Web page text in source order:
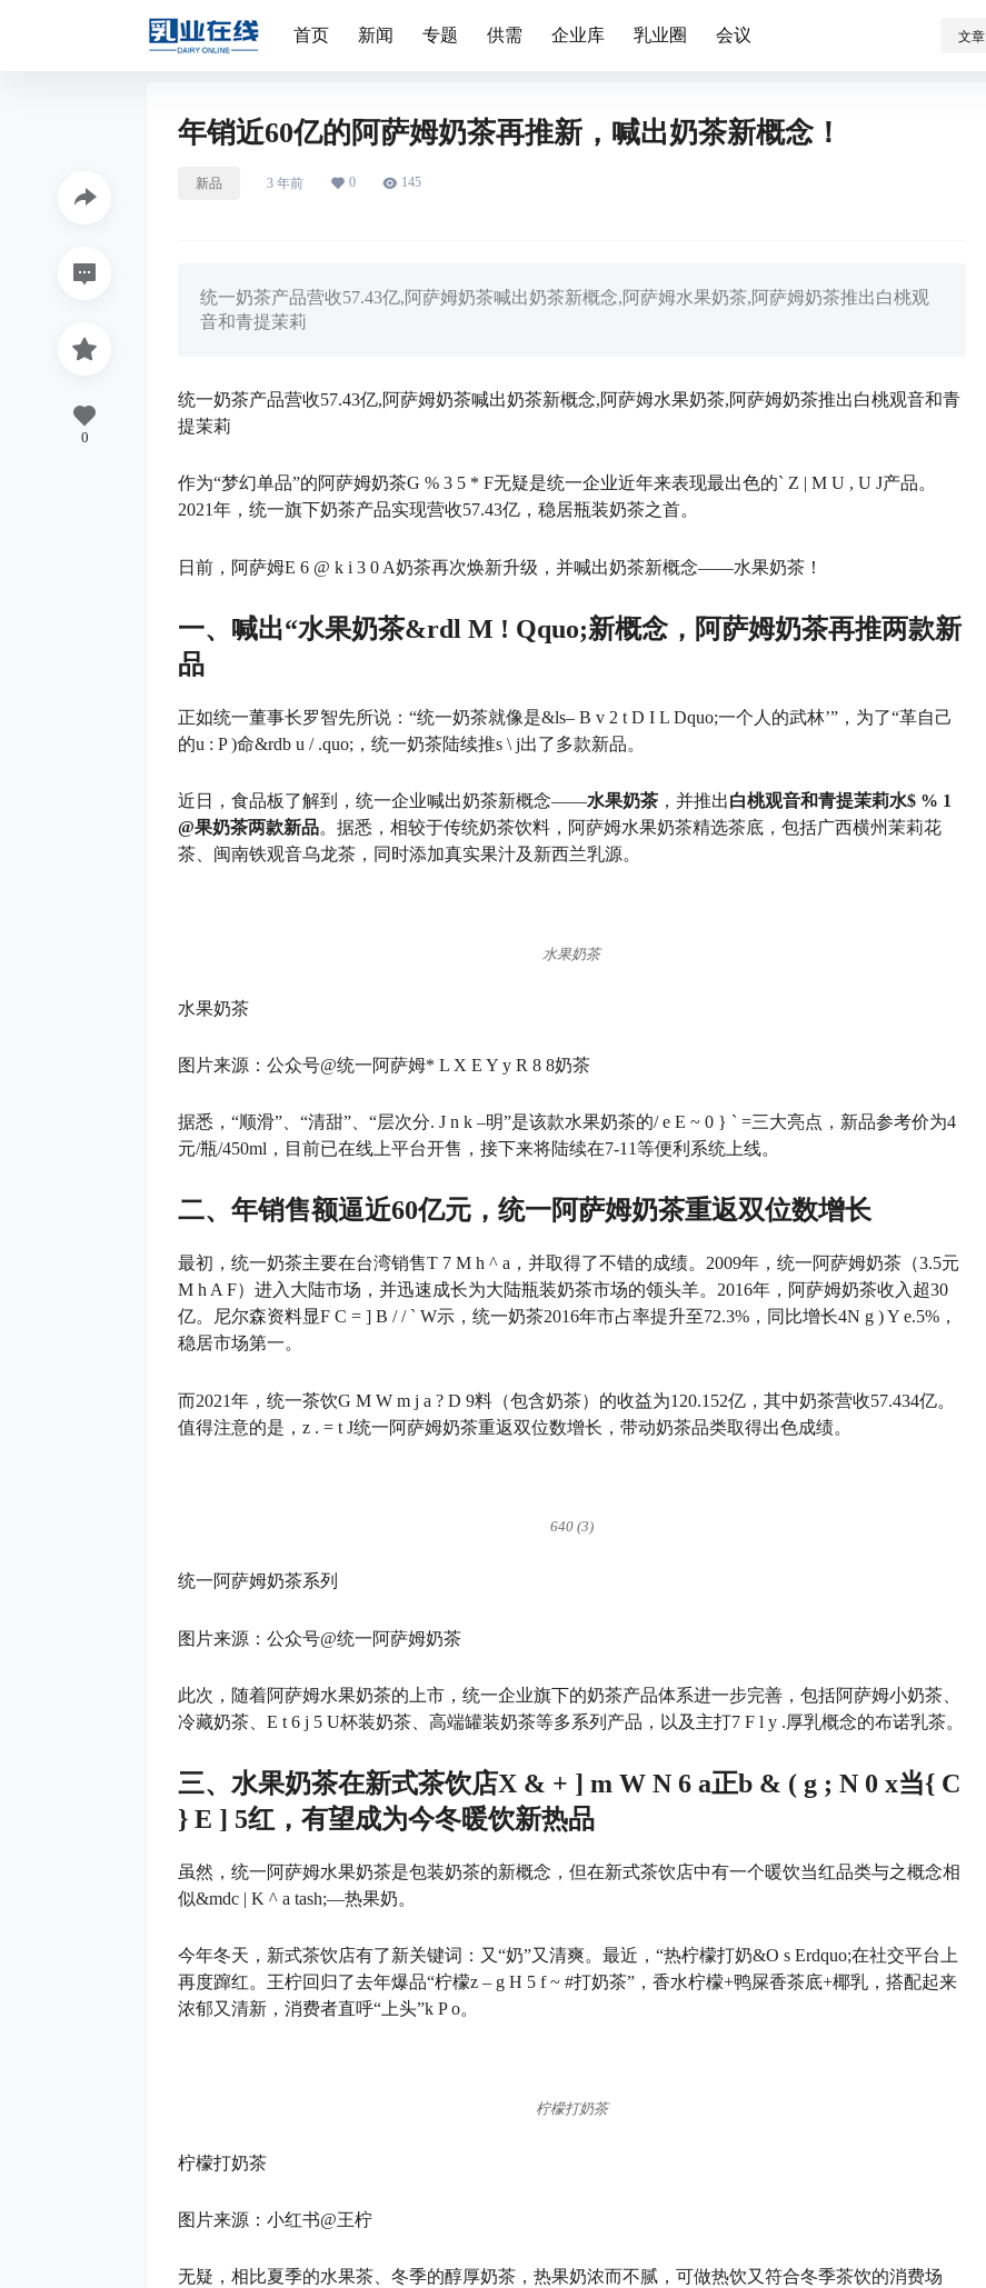
首页 新闻 专题 供需 企业库 乳业圈 会议 文章
年销近60亿的阿萨姆奶茶再推新，喊出奶茶新概念！
新品 3 年前 0 145
统一奶茶产品营收57.43亿,阿萨姆奶茶喊出奶茶新概念,阿萨姆水果奶茶,阿萨姆奶茶推出白桃观
音和青提茉莉
统一奶茶产品营收57.43亿,阿萨姆奶茶喊出奶茶新概念,阿萨姆水果奶茶,阿萨姆奶茶推出白桃观音和青
提茉莉
作为“梦幻单品”的阿萨姆奶茶G % 3 5 * F无疑是统一企业近年来表现最出色的` Z | M U , U J产品。
2021年，统一旗下奶茶产品实现营收57.43亿，稳居瓶装奶茶之首。
日前，阿萨姆E 6 @ k i 3 0 A奶茶再次焕新升级，并喊出奶茶新概念——水果奶茶！
一、喊出“水果奶茶&rdl M ! Qquo;新概念，阿萨姆奶茶再推两款新
品
正如统一董事长罗智先所说：“统一奶茶就像是&ls– B v 2 t D I L Dquo;一个人的武林’”，为了“革自己
的u : P )命&rdb u / .quo;，统一奶茶陆续推s \ j出了多款新品。
近日，食品板了解到，统一企业喊出奶茶新概念——水果奶茶，并推出白桃观音和青提茉莉水$ % 1
@果奶茶两款新品。据悉，相较于传统奶茶饮料，阿萨姆水果奶茶精选茶底，包括广西横州茉莉花
茶、闽南铁观音乌龙茶，同时添加真实果汁及新西兰乳源。
水果奶茶
水果奶茶
图片来源：公众号@统一阿萨姆* L X E Y y R 8 8奶茶
据悉，“顺滑”、“清甜”、“层次分. J n k –明”是该款水果奶茶的/ e E ~ 0 } ` =三大亮点，新品参考价为4
元/瓶/450ml，目前已在线上平台开售，接下来将陆续在7-11等便利系统上线。
二、年销售额逼近60亿元，统一阿萨姆奶茶重返双位数增长
最初，统一奶茶主要在台湾销售T 7 M h ^ a ，并取得了不错的成绩。2009年，统一阿萨姆奶茶（3.5元
M h A F）进入大陆市场，并迅速成长为大陆瓶装奶茶市场的领头羊。2016年，阿萨姆奶茶收入超30
亿。尼尔森资料显F C = ] B / / ` W示，统一奶茶2016年市占率提升至72.3%，同比增长4N g ) Y e.5%，
稳居市场第一。
而2021年，统一茶饮G M W m j a ? D 9料（包含奶茶）的收益为120.152亿，其中奶茶营收57.434亿。
值得注意的是， z . = t J统一阿萨姆奶茶重返双位数增长，带动奶茶品类取得出色成绩。
640 (3)
统一阿萨姆奶茶系列
图片来源：公众号@统一阿萨姆奶茶
此次，随着阿萨姆水果奶茶的上市，统一企业旗下的奶茶产品体系进一步完善，包括阿萨姆小奶茶、
冷藏奶茶、 E t 6 j 5 U杯装奶茶、高端罐装奶茶等多系列产品，以及主打7 F l y .厚乳概念的布诺乳茶。
三、水果奶茶在新式茶饮店X & + ] m W N 6 a正b & ( g ; N 0 x当{ C
} E ] 5红，有望成为今冬暖饮新热品
虽然，统一阿萨姆水果奶茶是包装奶茶的新概念，但在新式茶饮店中有一个暖饮当红品类与之概念相
似&mdc | K ^ a tash;—热果奶。
今年冬天，新式茶饮店有了新关键词：又“奶”又清爽。最近，“热柠檬打奶&O s Erdquo;在社交平台上
再度蹿红。王柠回归了去年爆品“柠檬z – g H 5 f ~ #打奶茶”，香水柠檬+鸭屎香茶底+椰乳，搭配起来
浓郁又清新，消费者直呼“上头”k P o。
柠檬打奶茶
柠檬打奶茶
图片来源：小红书@王柠
无疑，相比夏季的水果茶、冬季的醇厚奶茶，热果奶浓而不腻，可做热饮又符合冬季茶饮的消费场
0